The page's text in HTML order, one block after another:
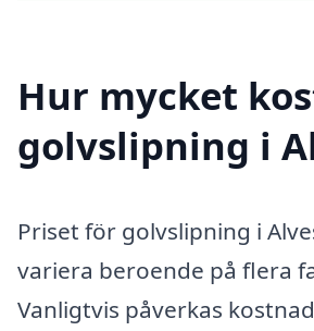
Hur mycket
golvslipning i
Priset för golvslipning i
variera beroende på flera
Vanligtvis påverkas